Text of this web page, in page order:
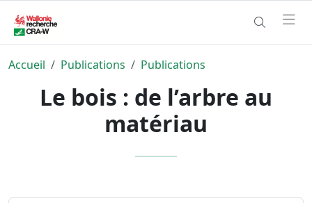
Accueil Publications Publications
Le bois : de l’arbre au
matériau